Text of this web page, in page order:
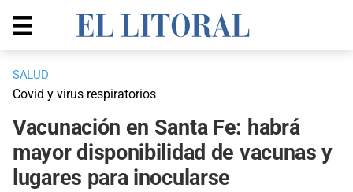
SALUD
Covid y virus respiratorios
Vacunación en Santa Fe: habrá
mayor disponibilidad de vacunas y
lugares para inocularse